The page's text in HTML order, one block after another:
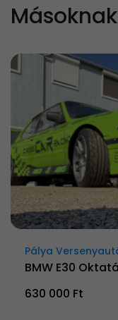
Pálya
BMW E30
630 000 Ft